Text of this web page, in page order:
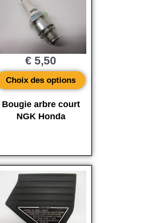
Bougie arbre court
NGK Honda
€ 5,50
Choix des options